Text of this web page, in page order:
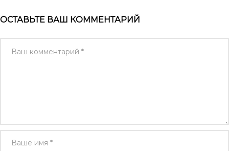
ОСТАВЬТЕ ВАШ КОММЕНТАРИЙ